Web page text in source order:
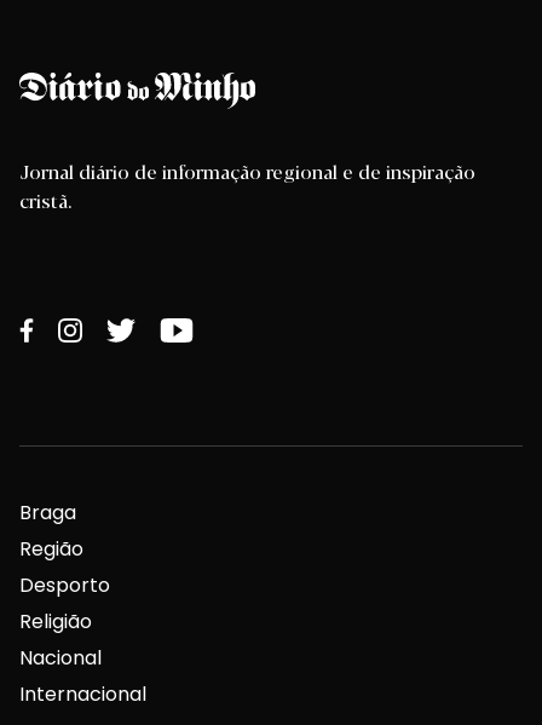
Jornal diário de informação regional e de inspiração
cristã.
Braga
Região
Desporto
Religião
Nacional
Internacional